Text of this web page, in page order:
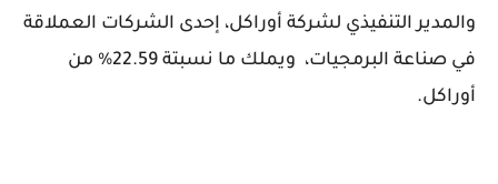
والمدير التنفيذي لشركة أوراكل، إحدى الشركات العملاقة
في صناعة البرمجيات، ويملك ما نسبتة 22.59% من
أوراكل.